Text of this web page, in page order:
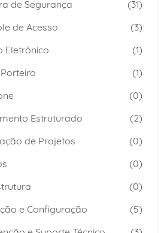
de Segurança
(31)
de Acesso
(3)
Eletrônico
(1)
(1)
(0)
Estruturado
(2)
de Projetos
(0)
(0)
(0)
e Configuração
(5)